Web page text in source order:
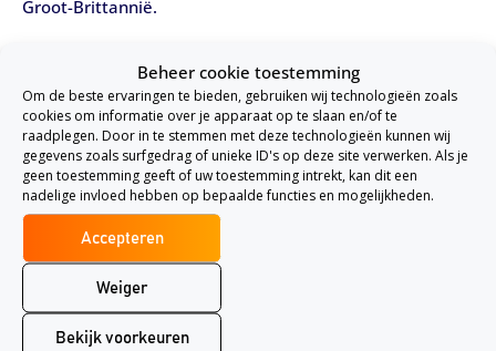
Beheer cookie toestemming
Om de beste ervaringen te bieden, gebruiken wij technologieën zoals
cookies om informatie over je apparaat op te slaan en/of te
raadplegen. Door in te stemmen met deze technologieën kunnen wij
gegevens zoals surfgedrag of unieke ID's op deze site verwerken. Als je
geen toestemming geeft of uw toestemming intrekt, kan dit een
nadelige invloed hebben op bepaalde functies en mogelijkheden.
Accepteren
Weiger
Bekijk voorkeuren
Groot-Brittannië.
AnsvarIdéa Missie & Visie
AnsvarIdéa heeft een vooruitstrevende missie.
AnsvarIdéa wilt zich als verzekeraar onderscheiden door
maatschappelijk betrokken te zijn. Dit is terug te zien in
de onderscheidende verzekeringsproducten van
AnsvarIdéa . Door maatschappelijke betrokkenheid te
combineren met empathie en toegankelijkheid wil
AnsvarIdéa in de product- en dienstverlening een
belangrijke rol spelen voor zijn stakeholders. AnsvarIdéa